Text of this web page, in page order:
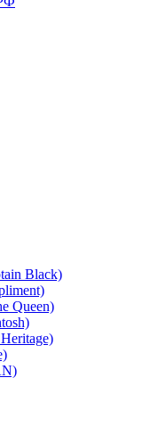
Black)
Queen)